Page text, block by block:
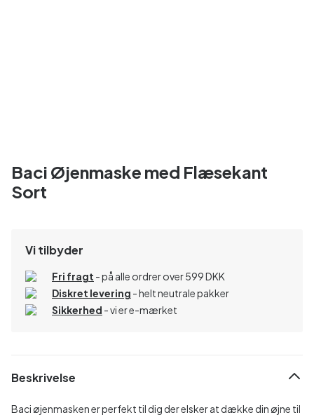
Baci Øjenmaske med Flæsekant
Sort
Vi tilbyder
Fri fragt - på alle ordrer over 599 DKK
Diskret levering - helt neutrale pakker
Sikkerhed - vi er e-mærket
Beskrivelse
Baci øjenmasken er perfekt til dig der elsker at dække din øjne til